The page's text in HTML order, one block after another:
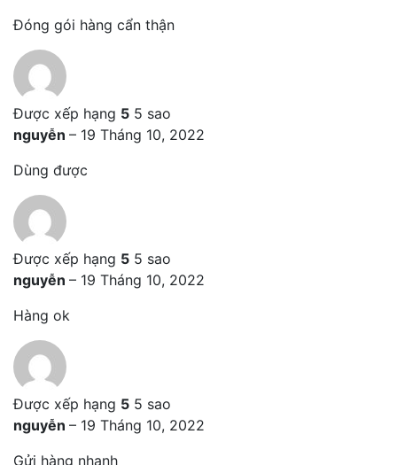
Đóng gói hàng cẩn thận
Được xếp hạng 5 5 sao
nguyễn – 19 Tháng 10, 2022
Dùng được
Được xếp hạng 5 5 sao
nguyễn – 19 Tháng 10, 2022
Hàng ok
Được xếp hạng 5 5 sao
nguyễn – 19 Tháng 10, 2022
Gửi hàng nhanh